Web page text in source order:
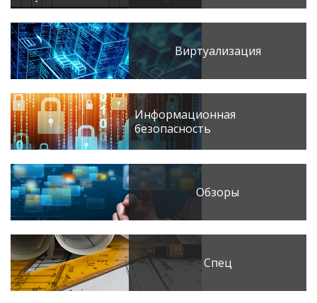
Виртуализация
Информационная
безопасность
Обзоры
Спец